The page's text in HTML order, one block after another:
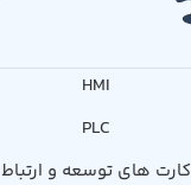
HMI
PLC
کارت های توسعه و ارتباط